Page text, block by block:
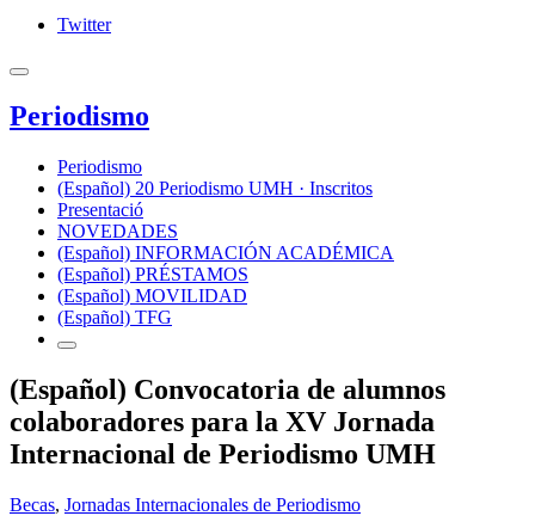
Twitter
Periodismo
Periodismo
(Español) 20 Periodismo UMH · Inscritos
Presentació
NOVEDADES
(Español) INFORMACIÓN ACADÉMICA
(Español) PRÉSTAMOS
(Español) MOVILIDAD
(Español) TFG
(Español) Convocatoria de alumnos
colaboradores para la XV Jornada
Internacional de Periodismo UMH
Becas, Jornadas Internacionales de Periodismo